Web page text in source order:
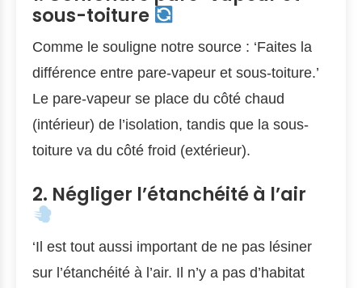
sous-toiture
Comme le souligne notre source : ‘Faites la
différence entre pare-vapeur et sous-toiture.’
Le pare-vapeur se place du côté chaud
(intérieur) de l’isolation, tandis que la sous-
toiture va du côté froid (extérieur).
2. Négliger l’étanchéité à l’air
‘Il est tout aussi important de ne pas lésiner
sur l’étanchéité à l’air. Il n’y a pas d’habitat